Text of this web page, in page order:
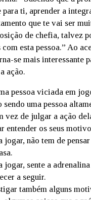
ti, aprender a
que te vai ser
de chefia, talvez
esta pessoa.” Ao
se mais interessante
ação.
pessoa viciada em
sendo uma pessoa
vez de julgar a ação
entender os seus
jogar, não tem de
jogar, sente a
a seguir.
também alguns